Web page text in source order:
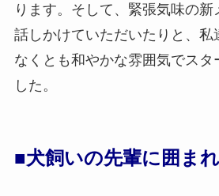
ります。そして、緊張気味の新
話しかけていただいたりと、私
なくとも和やかな雰囲気でスタ
した。
■犬飼いの先輩に囲ま